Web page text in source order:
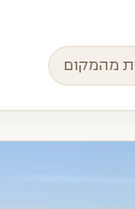
מהמקום